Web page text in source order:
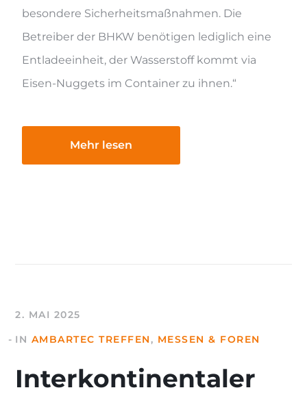
besondere Sicherheitsmaßnahmen. Die
Betreiber der BHKW benötigen lediglich eine
Entladeeinheit, der Wasserstoff kommt via
Eisen-Nuggets im Container zu ihnen.“
Mehr lesen
2. MAI 2025
IN AMBARTEC TREFFEN, MESSEN & FOREN
Interkontinentaler